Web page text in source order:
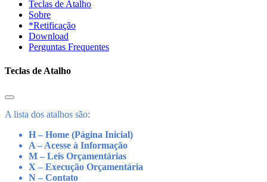
Teclas de Atalho
Sobre
*Retificação
Download
Perguntas Frequentes
Teclas de Atalho
A lista dos atalhos são:
H – Home (Página Inicial)
A – Acesse à Informação
M – Leis Orçamentárias
X – Execução Orçamentária
N – Contato